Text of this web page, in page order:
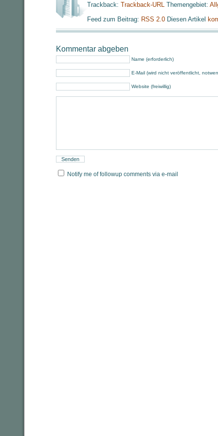
Trackback: Trackback-URL Themengebiet:
Feed zum Beitrag: RSS 2.0 Diesen Artikel
Kommentar abgeben
Name (erforderlich)
E-Mail (wird nicht veröffentlicht,
Website (freiwillig)
Notify me of followup comments via e-mail